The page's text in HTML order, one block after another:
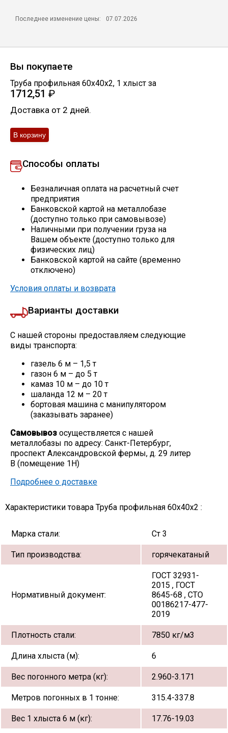
Скобо-гибочные изделия
Остальное
Последнее изменение цены: 07.07.2026
Вы покупаете
Труба профильная 60х40х2, 1 хлыст за
1712,51 ₽
Доставка от 2 дней.
Способы оплаты
Безналичная оплата на расчетный счет
предприятия
Банковской картой на металлобазе
(доступно только при самовывозе)
Наличными при получении груза на
Вашем объекте (доступно только для
физических лиц)
Банковской картой на сайте (временно
отключено)
Условия оплаты и возврата
Варианты доставки
С нашей стороны предоставляем следующие
виды транспорта:
газель 6 м – 1,5 т
газон 6 м – до 5 т
камаз 10 м – до 10 т
шаланда 12 м – 20 т
бортовая машина с манипулятором
(заказывать заранее)
Самовывоз осуществляется с нашей
металлобазы по адресу: Санкт-Петербург,
проспект Александровской фермы, д. 29 литер
В (помещение 1Н)
Подробнее о доставке
Характеристики товара Труба профильная 60х40х2 :
Марка стали: Ст 3
Тип производства: горячекатаный
Нормативный документ:
ГОСТ 32931-
2015 , ГОСТ
8645-68 , СТО
00186217-477-
2019
Плотность стали: 7850 кг/м3
Длина хлыста (м): 6
Вес погонного метра (кг): 2.960-3.171
Метров погонных в 1 тонне: 315.4-337.8
Вес 1 хлыста 6 м (кг): 17.76-19.03